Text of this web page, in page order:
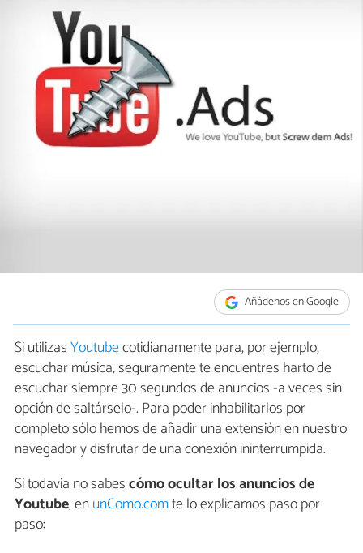
Añádenos en Google
Si utilizasYoutubecotidianamente para, por ejemplo,
escuchar música, seguramente te encuentres harto de
escuchar siempre 30 segundos de anuncios -a veces sin
opción de saltárselo-. Para poder inhabilitarlos por
completo sólo hemos de añadir una extensión en nuestro
navegador y disfrutar de una conexión ininterrumpida.
Si todavía no sabescómo ocultar los anuncios de
Youtube, enunComo.comte lo explicamos paso por
paso: